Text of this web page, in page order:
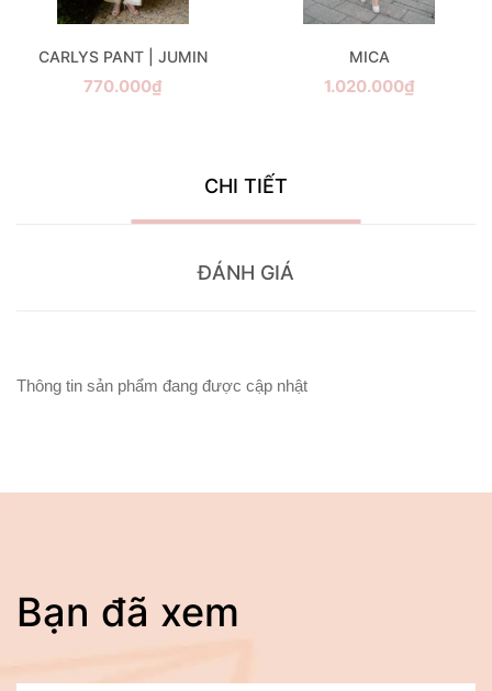
CARLYS PANT | JUMIN
770.000₫
MICA
1.020.000₫
CHI TIẾT
ĐÁNH GIÁ
Thông tin sản phẩm đang được cập nhật
Bạn đã xem